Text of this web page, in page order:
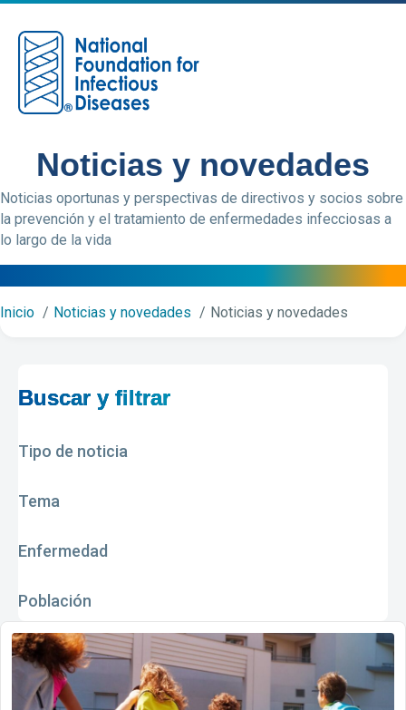
Noticias y novedades
Noticias oportunas y perspectivas de directivos y socios sobre
la prevención y el tratamiento de enfermedades infecciosas a
lo largo de la vida
Inicio Noticias y novedades Noticias y novedades
Buscar y filtrar
Tipo de noticia
Tema
Enfermedad
Población